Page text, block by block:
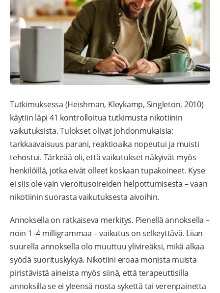
Tutkimuksessa (Heishman, Kleykamp, Singleton, 2010)
käytiin läpi 41 kontrolloitua tutkimusta nikotiinin
vaikutuksista. Tulokset olivat johdonmukaisia:
tarkkaavaisuus parani, reaktioaika nopeutui ja muisti
tehostui. Tärkeää oli, että vaikutukset näkyivät myös
henkilöillä, jotka eivät olleet koskaan tupakoineet. Kyse
ei siis ole vain vieroitusoireiden helpottumisesta – vaan
nikotiinin suorasta vaikutuksesta aivoihin.
Annoksella on ratkaiseva merkitys. Pienellä annoksella –
noin 1–4 milligrammaa – vaikutus on selkeyttävä. Liian
suurella annoksella olo muuttuu ylivireäksi, mikä alkaa
syödä suorituskykyä. Nikotiini eroaa monista muista
piristävistä aineista myös siinä, että terapeuttisilla
annoksilla se ei yleensä nosta sykettä tai verenpainetta